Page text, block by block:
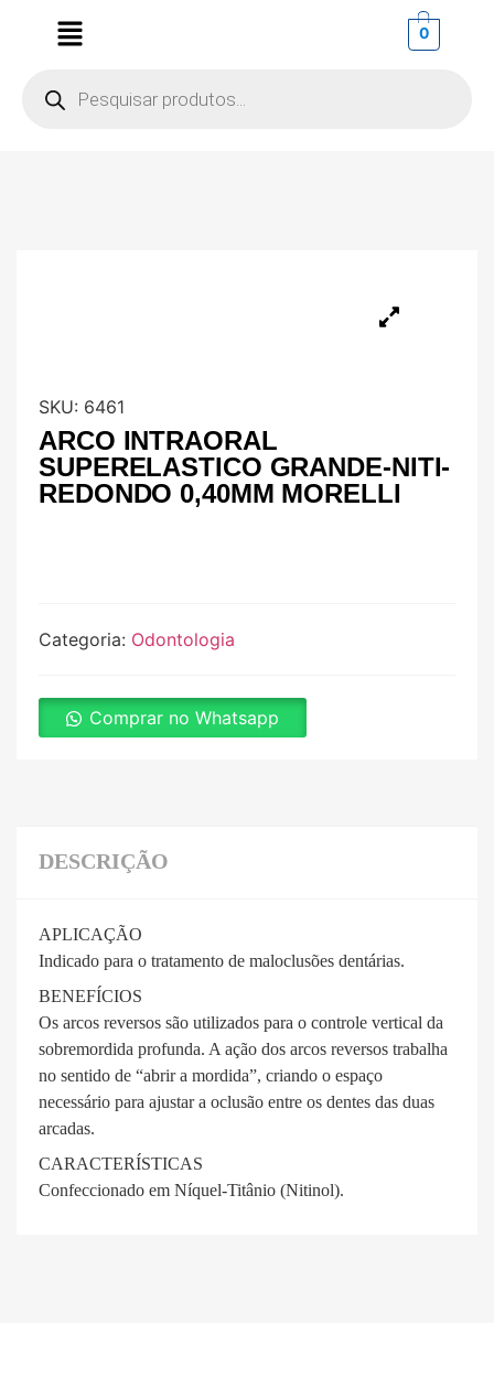
0
SKU: 6461
ARCO INTRAORAL
SUPERELASTICO GRANDE-NITI-
REDONDO 0,40MM MORELLI
Categoria: Odontologia
Comprar no Whatsapp
DESCRIÇÃO
APLICAÇÃO
Indicado para o tratamento de maloclusões dentárias.
BENEFÍCIOS
Os arcos reversos são utilizados para o controle vertical da
sobremordida profunda. A ação dos arcos reversos trabalha
no sentido de “abrir a mordida”, criando o espaço
necessário para ajustar a oclusão entre os dentes das duas
arcadas.
CARACTERÍSTICAS
Confeccionado em Níquel-Titânio (Nitinol).